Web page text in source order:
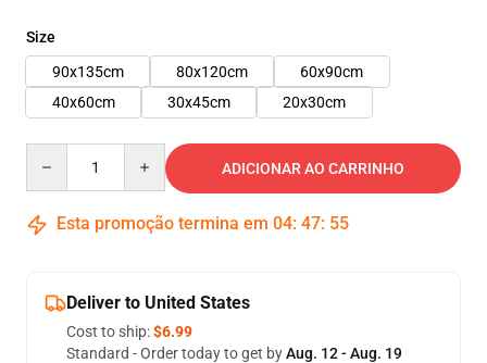
Size
90x135cm
80x120cm
60x90cm
40x60cm
30x45cm 20x30cm
ADICIONAR AO CARRINHO
Esta promoção termina em 04: 47: 54
Deliver to United States
Cost to ship:$6.99
Standard - Order today to get byAug. 12 - Aug. 19